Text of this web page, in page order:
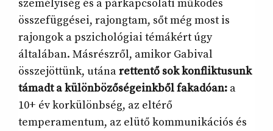
személyiség és a párkapcsolati működés
összefüggései, rajongtam, sőt még most is
rajongok a pszichológiai témákért úgy
általában. Másrészről, amikor Gabival
összejöttünk, utánarettentő sok konfliktusunk
támadt a különbözőségeinkből fakadóan: a
10+ év korkülönbség, az eltérő
temperamentum, az elütő kommunikációs és